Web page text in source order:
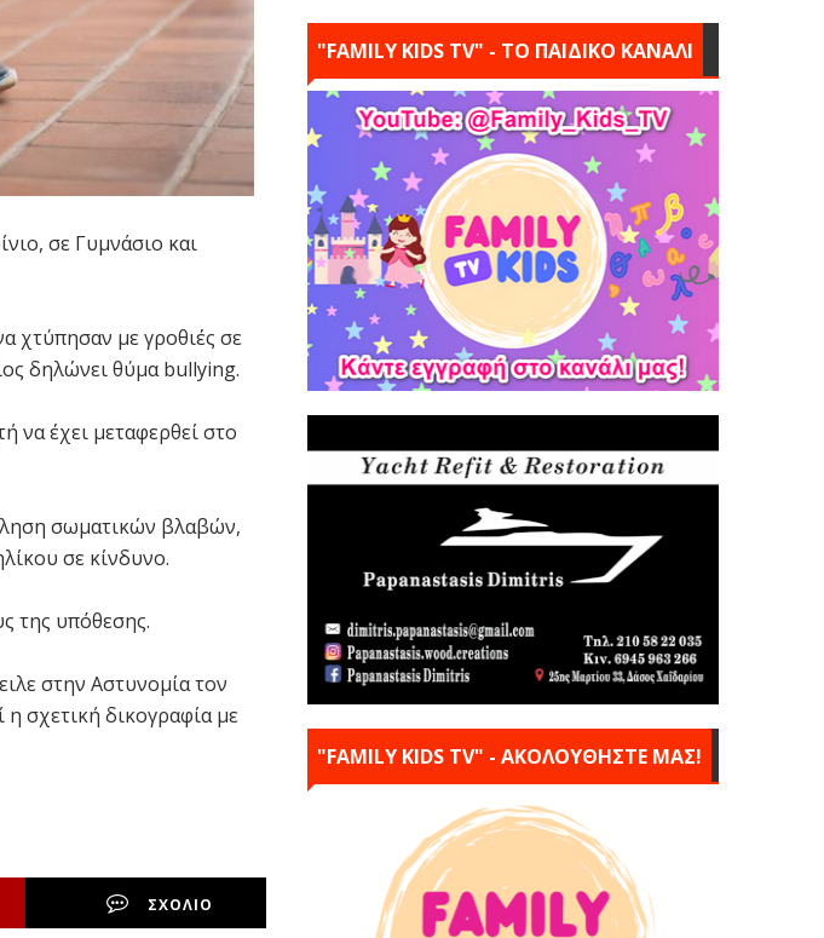
σε Γυμνάσιο και
χτύπησαν με γροθιές σε
δηλώνει θύμα bullying.
να έχει μεταφερθεί στο
σωματικών βλαβών,
σε κίνδυνο.
της υπόθεσης.
στην Αστυνομία τον
σχετική δικογραφία με
ΣΧΟΛΙΟ
"FAMILY KIDS TV" - ΤΟ ΠΑΙΔΙΚΟ ΚΑΝΑΛΙ
"FAMILY KIDS TV" - ΑΚΟΛΟΥΘΗΣΤΕ ΜΑΣ!